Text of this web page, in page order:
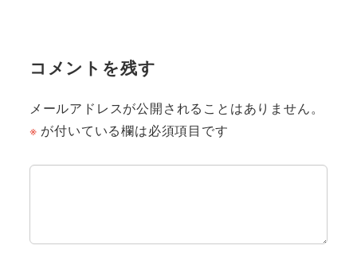
コメントを残す
メールアドレスが公開されることはありません。
※ が付いている欄は必須項目です